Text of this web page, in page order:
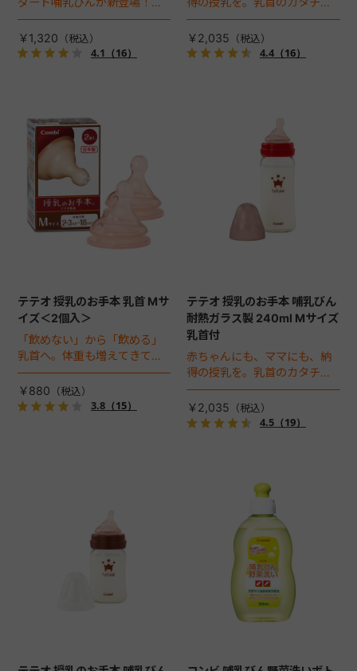
でかけにも軽くて便利なプラ
スチック製240mlボトル。
￥1,320
4.1 （16）
サイズにこだわりました。軽
くて持ち運びに便利なプラス
チックボトルが登場。
￥2,035
4.4（16）
テテオ 授乳のお手本 乳首 Mサ
イズ＜2個入＞
「飲めない」から「飲める」
乳首へ。体重も増えてきてお
口のチカラがついてきたらM
サイズに切り替えましょう。
￥880
3.8（15）
テテオ 授乳のお手本 哺乳びん
耐熱ガラス製 240ml Mサイズ
乳首付
赤ちゃんにも、ママにも、納
得の授乳を。乳首のカタチと
サイズにこだわりました。匂
いや傷がつきにくく、丈夫な
耐熱ガラス製の哺乳びん。
￥2,035
4.5（19）